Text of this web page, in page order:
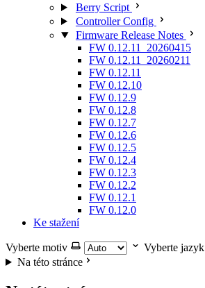
Berry Script
Controller Config
Firmware Release Notes
FW 0.12.11_20260415
FW 0.12.11_20260211
FW 0.12.11
FW 0.12.10
FW 0.12.9
FW 0.12.8
FW 0.12.7
FW 0.12.6
FW 0.12.5
FW 0.12.4
FW 0.12.3
FW 0.12.2
FW 0.12.1
FW 0.12.0
Ke stažení
Vyberte motiv
Vyberte jazyk
Na této stránce